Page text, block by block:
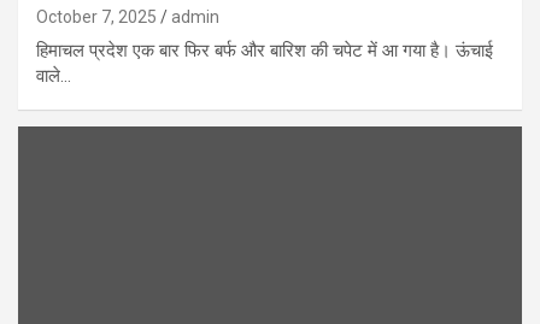
October 7, 2025 admin
हिमाचल प्रदेश एक बार फिर बर्फ और बारिश की चपेट में आ गया है। ऊंचाई
वाले…